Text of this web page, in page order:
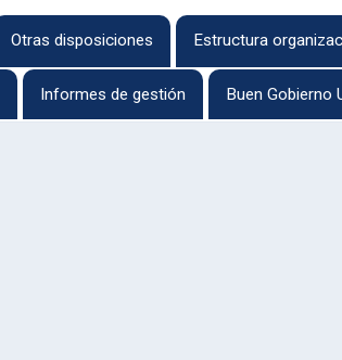
Otras disposiciones Estructura
Informes de gestión Buen Gobierno